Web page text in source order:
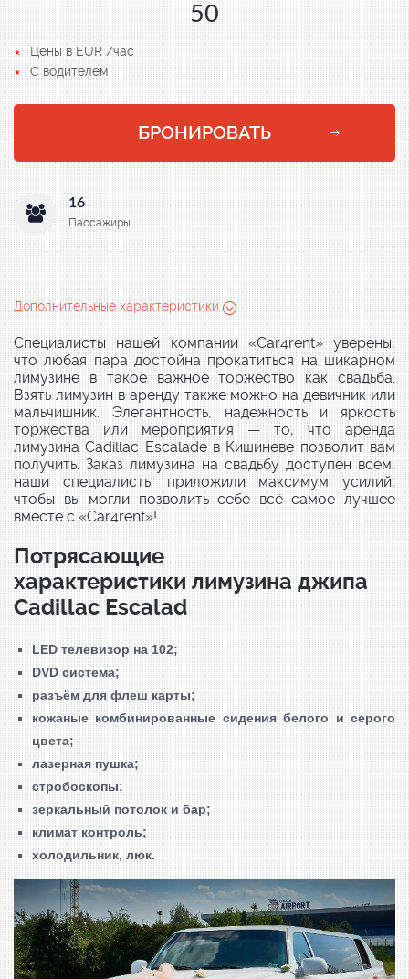
50
Цены в EUR /час
С водителем
БРОНИРОВАТЬ
16
Пассажиры
Дополнительные характеристики
Специалисты нашей компании «Car4rent» уверены,
что любая пара достойна прокатиться на шикарном
лимузине в такое важное торжество как свадьба.
Взять лимузин в аренду также можно на девичник или
мальчишник. Элегантность, надежность и яркость
торжества или мероприятия — то, что аренда
лимузина Cadillac Escalade в Кишиневе позволит вам
получить. Заказ лимузина на свадьбу доступен всем,
наши специалисты приложили максимум усилий,
чтобы вы могли позволить себе всё самое лучшее
вместе с «Car4rent»!
Потрясающие
характеристики лимузина джипа
Cadillac Escalad
LED телевизор на 102;
DVD система;
разъём для флеш карты;
кожаные комбинированные сидения белого и серого
цвета;
лазерная пушка;
стробоскопы;
зеркальный потолок и бар;
климат контроль;
холодильник,люк.